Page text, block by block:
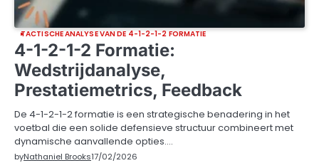
TACTISCHE ANALYSE VAN DE 4-1-2-1-2 FORMATIE
4-1-2-1-2 Formatie:
Wedstrijdanalyse,
Prestatiemetrics, Feedback
De 4-1-2-1-2 formatie is een strategische benadering in het
voetbal die een solide defensieve structuur combineert met
dynamische aanvallende opties.…
byNathaniel Brooks17/02/2026